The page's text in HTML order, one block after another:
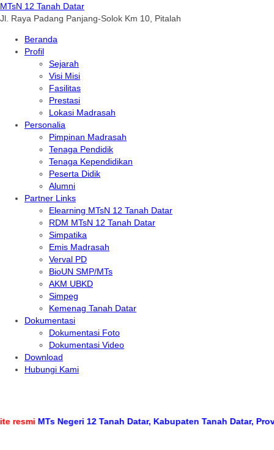
MTsN 12 Tanah Datar
Jl. Raya Padang Panjang-Solok Km 10, Pitalah
Beranda
Profil
Sejarah
Visi Misi
Fasilitas
Prestasi
Lokasi Madrasah
Personalia
Pimpinan Madrasah
Tenaga Pendidik
Tenaga Kependidikan
Peserta Didik
Alumni
Partner Links
Elearning MTsN 12 Tanah Datar
RDM MTsN 12 Tanah Datar
Simpatika
Emis Madrasah
Verval PD
BioUN SMP/MTs
AKM UBKD
Simpeg
Kemenag Tanah Datar
Dokumentasi
Dokumentasi Foto
Dokumentasi Video
Download
Hubungi Kami
MTs Negeri 12 Tanah Datar, Kabupaten Tanah Datar, Provinsi